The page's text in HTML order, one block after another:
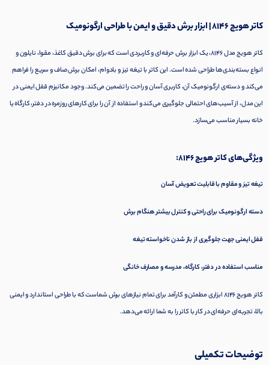
کاتر هویج 8146 | ابزار برش دقیق و ایمن با طراحی ارگونومیک
کاتر هویج مدل 8146، یک ابزار برش حرفه‌ای و کاربردی است که برای برش دقیق کاغذ، مقوا، نایلون و
انواع بسته‌بندی‌ها طراحی شده است. این کاتر با تیغه تیز و بادوام، امکان برش صاف و سریع را فراهم
می‌کند و دسته‌ی ارگونومیک آن، کاربری آسان و راحت را تضمین می‌کند. وجود مکانیزم قفل ایمنی در
این مدل، از آسیب‌های احتمالی جلوگیری می‌کند و استفاده از آن را برای کارهای روزمره در دفتر، کارگاه یا
خانه بسیار مناسب می‌سازد.
ویژگی‌های کاتر هویج 8146:
تیغه تیز و مقاوم با قابلیت تعویض آسان
دسته ارگونومیک برای راحتی و کنترل بیشتر هنگام برش
قفل ایمنی جهت جلوگیری از باز شدن ناخواسته تیغه
مناسب استفاده در دفتر، کارگاه، مدرسه و مصارف خانگی
کاتر هویج 8146 ابزاری مطمئن و کارآمد برای تمام نیازهای برش شماست که با طراحی استاندارد و ایمنی
بالا، تجربه‌ای حرفه‌ای در کار با کاتر را به شما ارائه می‌دهد.
توضیحات تکمیلی